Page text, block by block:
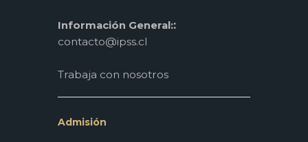
Información General::
contacto@ipss.cl
Trabaja con nosotros
Admisión